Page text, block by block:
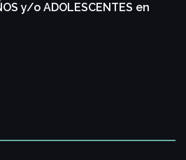
y/o ADOLESCENTES en